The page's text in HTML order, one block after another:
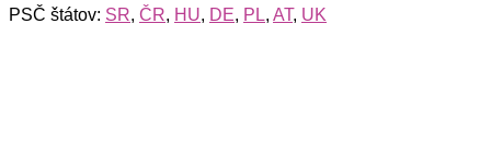
PSČ štátov: SR, ČR, HU, DE, PL, AT, UK